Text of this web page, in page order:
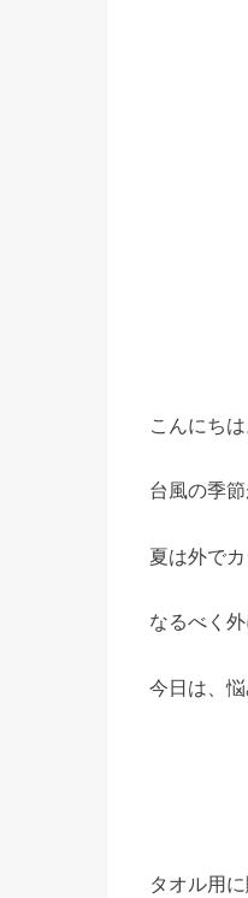
こんにちは
台風の季節
夏は外で
なるべく
今日は、
タオル用